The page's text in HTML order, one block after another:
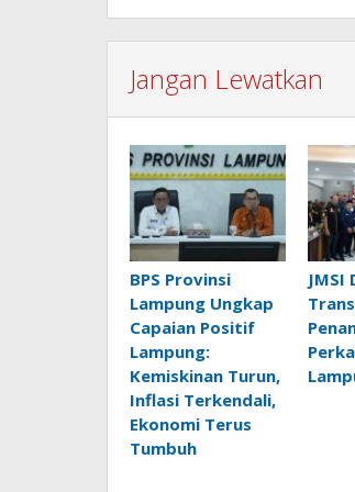
Jangan Lewatkan
BPS Provinsi
Lampung Ungkap
Capaian Positif
Lampung:
Kemiskinan Turun,
Inflasi Terkendali,
Ekonomi Terus
Tumbuh
JMSI